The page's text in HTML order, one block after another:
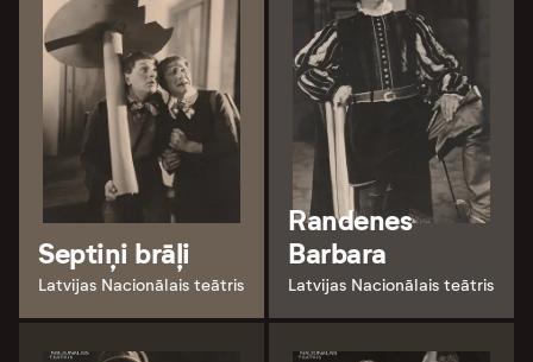
Septiņi brāļi
Latvijas Nacionālais teātris
Randenes
Barbara
Latvijas Nacionālais teātris